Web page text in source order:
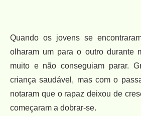
Quando os jovens se
olharam um para o outro durante
muito e não conseguiam parar.
criança saudável, mas com o
notaram que o rapaz deixou de
começaram a dobrar-se.